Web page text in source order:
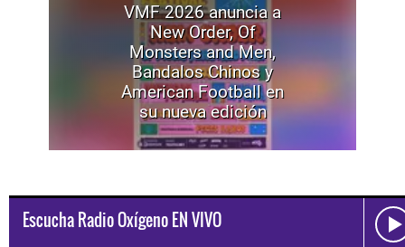
VMF 2026 anuncia a
New Order, Of
Monsters and Men,
Bandalos Chinos y
American Football en
su nueva edición
Escucha Radio Oxígeno EN VIVO